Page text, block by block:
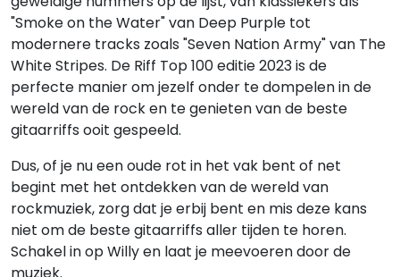
"Smoke on the Water" van Deep Purple tot
modernere tracks zoals "Seven Nation Army" van The
White Stripes. De Riff Top 100 editie 2023 is de
perfecte manier om jezelf onder te dompelen in de
wereld van de rock en te genieten van de beste
gitaarriffs ooit gespeeld.
Dus, of je nu een oude rot in het vak bent of net
begint met het ontdekken van de wereld van
rockmuziek, zorg dat je erbij bent en mis deze kans
niet om de beste gitaarriffs aller tijden te horen.
Schakel in op Willy en laat je meevoeren door de